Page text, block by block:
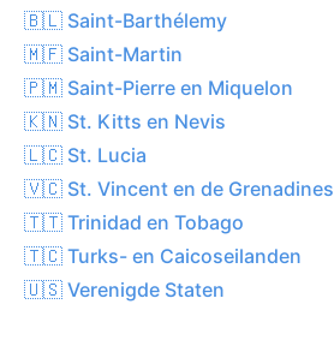
🇧🇱 Saint-Barthélemy
🇲🇫 Saint-Martin
🇵🇲 Saint-Pierre en Miquelon
🇰🇳 St. Kitts en Nevis
🇱🇨 St. Lucia
🇻🇨 St. Vincent en de Grenadines
🇹🇹 Trinidad en Tobago
🇹🇨 Turks- en Caicoseilanden
🇺🇸 Verenigde Staten